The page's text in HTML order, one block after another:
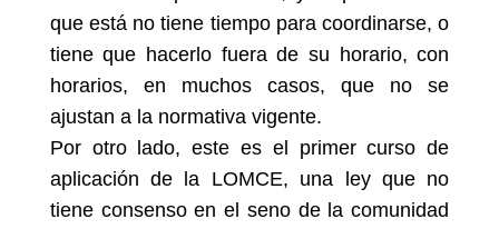
que está no tiene tiempo para coordinarse, o
tiene que hacerlo fuera de su horario, con
horarios, en muchos casos, que no se
ajustan a la normativa vigente.
Por otro lado, este es el primer curso de
aplicación de la LOMCE, una ley que no
tiene consenso en el seno de la comunidad